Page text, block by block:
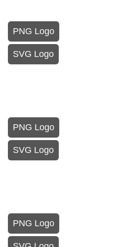
PNG Logo
SVG Logo
PNG Logo
SVG Logo
PNG Logo